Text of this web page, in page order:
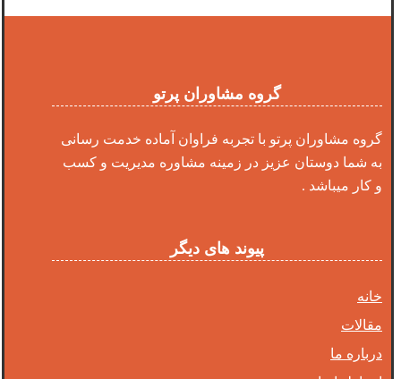
گروه مشاوران پرتو
گروه مشاوران پرتو با تجربه فراوان آماده خدمت رسانی
به شما دوستان عزیز در زمینه مشاوره مدیریت و کسب
و کار میباشد .
پیوند های دیگر
خانه
مقالات
درباره ما